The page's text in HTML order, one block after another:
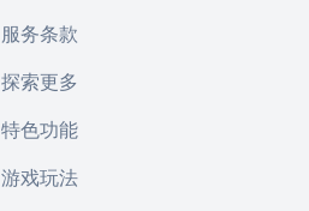
服务条款
探索更多
特色功能
游戏玩法